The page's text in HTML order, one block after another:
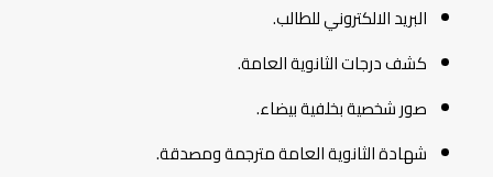
البريد الالكتروني للطالب.
كشف درجات الثانوية العامة.
صور شخصية بخلفية بيضاء.
شهادة الثانوية العامة مترجمة ومصدقة.